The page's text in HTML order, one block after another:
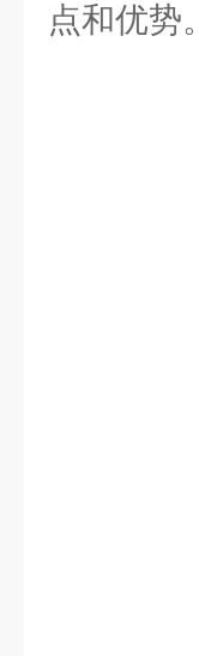
点和优势。